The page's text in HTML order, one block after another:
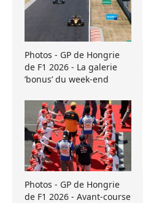
Photos - GP de Hongrie
de F1 2026 - La galerie
’bonus’ du week-end
Photos - GP de Hongrie
de F1 2026 - Avant-course